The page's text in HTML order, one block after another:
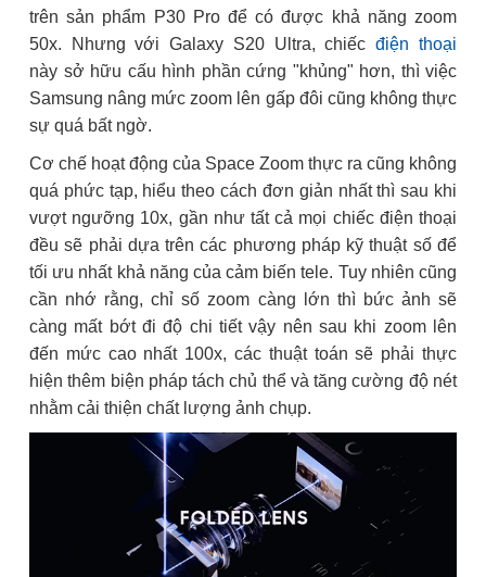
trên sản phẩm P30 Pro để có được khả năng zoom
50x. Nhưng với Galaxy S20 Ultra, chiếc điện thoại
này sở hữu cấu hình phần cứng "khủng" hơn, thì việc
Samsung nâng mức zoom lên gấp đôi cũng không thực
sự quá bất ngờ.
Cơ chế hoạt động của Space Zoom thực ra cũng không
quá phức tạp, hiểu theo cách đơn giản nhất thì sau khi
vượt ngưỡng 10x, gần như tất cả mọi chiếc điện thoại
đều sẽ phải dựa trên các phương pháp kỹ thuật số để
tối ưu nhất khả năng của cảm biến tele. Tuy nhiên cũng
cần nhớ rằng, chỉ số zoom càng lớn thì bức ảnh sẽ
càng mất bớt đi độ chi tiết vậy nên sau khi zoom lên
đến mức cao nhất 100x, các thuật toán sẽ phải thực
hiện thêm biện pháp tách chủ thể và tăng cường độ nét
nhằm cải thiện chất lượng ảnh chụp.